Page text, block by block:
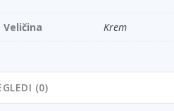
Veličina Krem
(0)